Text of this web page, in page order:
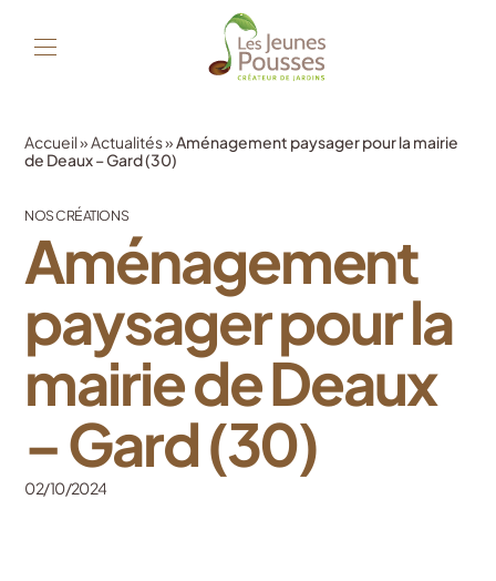
Accueil»Actualités»Aménagement paysager pour la mairie
de Deaux – Gard (30)
NOS CRÉATIONS
Aménagement
paysager pour la
mairie de Deaux
– Gard (30)
02/10/2024